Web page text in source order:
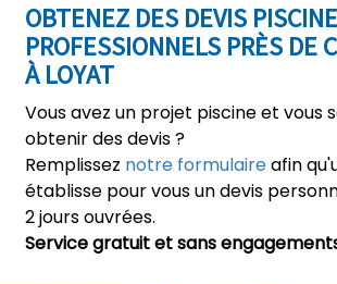
OBTENEZ DES DEVIS
PROFESSIONNELS PRÈS DE
À LOYAT
Vous avez un projet piscine et vous
obtenir des devis ?
Remplissez notre formulaireafin
établisse pour vous un devis
2 jours ouvrées.
Service gratuit et sans